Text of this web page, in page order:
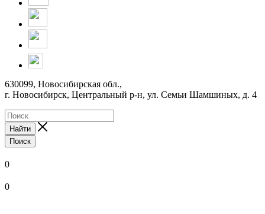
630099, Новосибирская обл.,
г. Новосибирск, Центральный р-н, ул. Семьи Шамшиных, д. 4
Найти
Поиск
0
0